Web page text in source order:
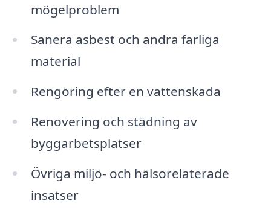
mögelproblem
Sanera asbest och andra farliga
material
Rengöring efter en vattenskada
Renovering och städning av
byggarbetsplatser
Övriga miljö- och hälsorelaterade
insatser